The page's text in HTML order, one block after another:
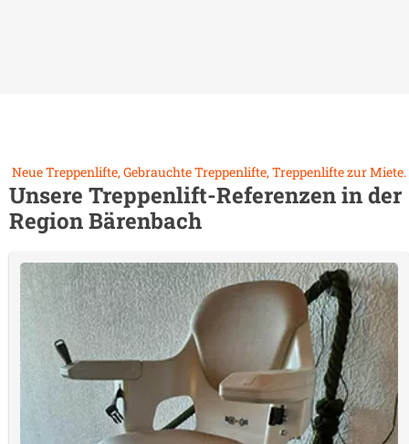
Neue Treppenlifte, Gebrauchte Treppenlifte, Treppenlifte zur Miete.
Unsere Treppenlift-Referenzen in der
RegionBärenbach